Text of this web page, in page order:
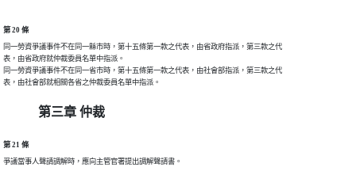
第 20 條
同一勞資爭議事件不在同一縣市時，第十五條第一款之代表，由省政府指派，第三款之代
表，由省政府就仲裁委員名單中指派。
同一勞資爭議事件不在同一省市時，第十五條第一款之代表，由社會部指派，第三款之代
第三章 仲裁
第 21 條